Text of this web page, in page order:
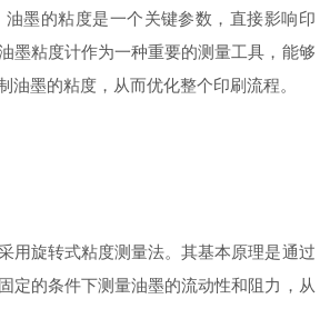
的粘度是一个关键参数，直接影响印
墨粘度计作为一种重要的测量工具，能够
油墨的粘度，从而优化整个印刷流程。
旋转式粘度测量法。其基本原理是通过
定的条件下测量油墨的流动性和阻力，从